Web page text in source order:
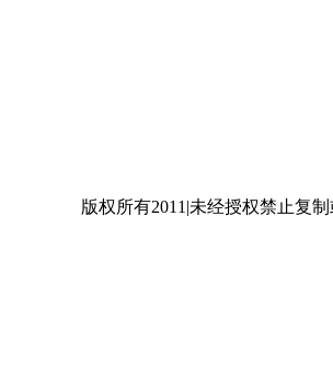
版权所有2011|未经授权禁止复